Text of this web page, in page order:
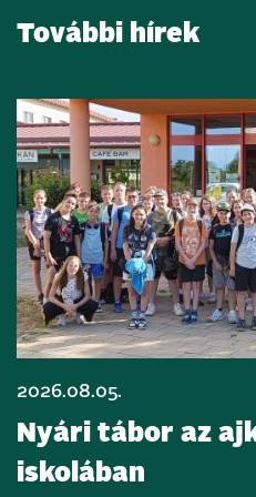
További hírek
2026.08.05.
Nyári tábor az
iskolában